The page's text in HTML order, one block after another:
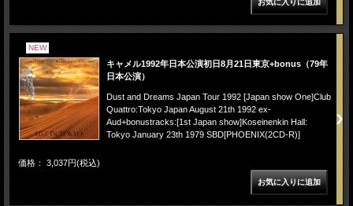
NEW
キャメル1992年日本公演初日8月21日東京+bonus（79年
日本公演）
Dust and Dreams Japan Tour 1992 [Japan show One]Club
Quattro:Tokyo Japan August 21th 1992 ex-
Aud+bonustracks:[1st Japan show]Koseinenkin Hall:
Tokyo January 23th 1979 SBD[PHOENIX(2CD-R)]
価格： 3,037円(税込)